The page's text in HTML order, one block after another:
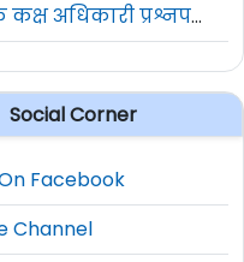
सहाय्यक कक्ष अधिकारी प्रश्नपत्रिका संच
Social Corner
Facebook
Channel